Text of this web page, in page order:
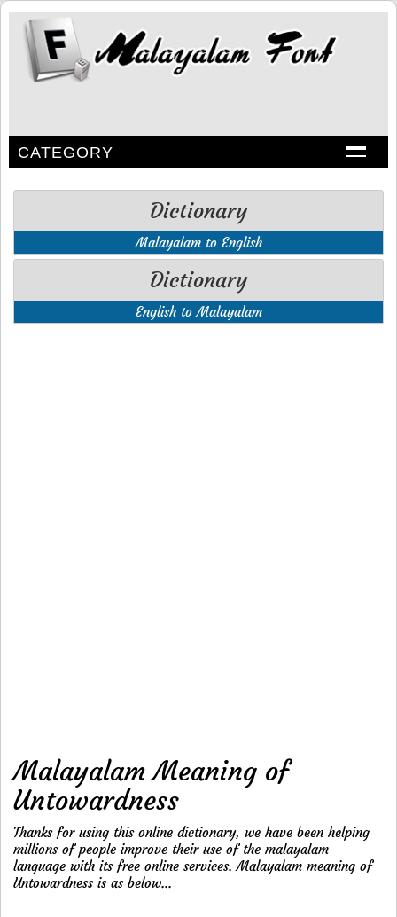
CATEGORY
Dictionary
Malayalam to English
Dictionary
English to Malayalam
Malayalam Meaning of
Untowardness
Thanks for using this online dictionary, we have been helping
millions of people improve their use of the malayalam
language with its free online services. Malayalam meaning of
Untowardness is as below...